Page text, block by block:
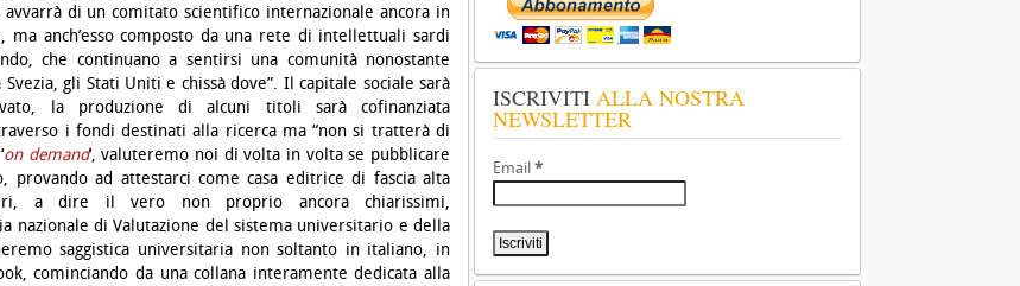
di un comitato scientifico internazionale ancora in
ma anch’esso composto da una rete di intellettuali sardi
che continuano a sentirsi una comunità nonostante
gli Stati Uniti e chissà dove”. Il capitale sociale sarà
la produzione di alcuni titoli sarà cofinanziata
i fondi destinati alla ricerca ma “non si tratterà di
on demand‘, valuteremo noi di volta in volta se pubblicare
provando ad attestarci come casa editrice di fascia alta
a dire il vero non proprio ancora chiarissimi,
nazionale di Valutazione del sistema universitario e della
saggistica universitaria non soltanto in italiano, in
cominciando da una collana interamente dedicata alla
ISCRIVITI ALLA NOSTRA
NEWSLETTER
Email *